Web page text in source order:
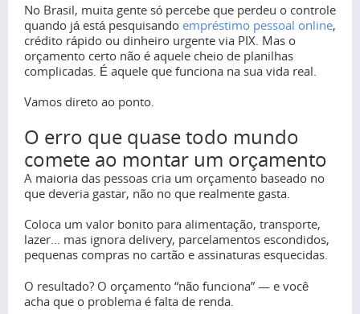
No Brasil, muita gente só percebe que perdeu o controle
quando já está pesquisando empréstimo pessoal online,
crédito rápido ou dinheiro urgente via PIX. Mas o
orçamento certo não é aquele cheio de planilhas
complicadas. É aquele que funciona na sua vida real.
Vamos direto ao ponto.
O erro que quase todo mundo
comete ao montar um orçamento
A maioria das pessoas cria um orçamento baseado no
que deveria gastar, não no que realmente gasta.
Coloca um valor bonito para alimentação, transporte,
lazer… mas ignora delivery, parcelamentos escondidos,
pequenas compras no cartão e assinaturas esquecidas.
O resultado? O orçamento “não funciona” — e você
acha que o problema é falta de renda.